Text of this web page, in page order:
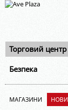
Торговий центр
Безпека
МАГАЗИНИ